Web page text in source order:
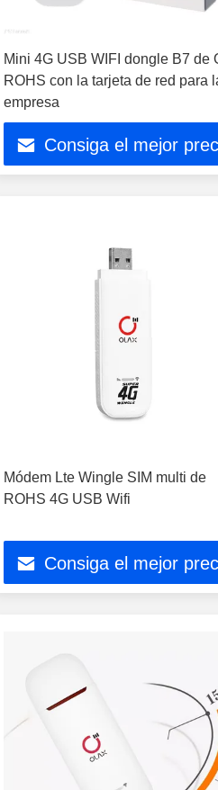
Mini 4G USB WIFI dongle B7 de
ROHS con la tarjeta de red para
empresa
Consiga el mejor
Módem Lte Wingle SIM multi de
ROHS 4G USB Wifi
Consiga el mejor